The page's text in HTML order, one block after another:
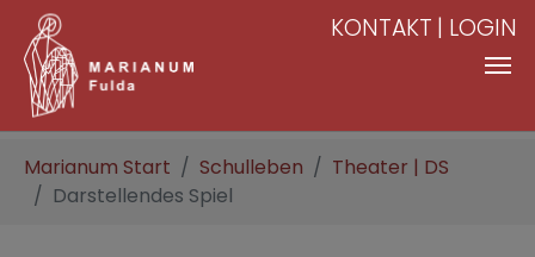
Zum Hauptinhalt springen
KONTAKT LOGIN
Marianum Start Schulleben
Theater | DS
Darstellendes Spiel